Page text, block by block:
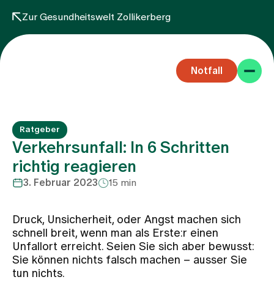
Zur Gesundheitswelt Zollikerberg
Notfall
Fachbereiche
Aufenthalt
Team
Ratgeber
Verkehrsunfall: In 6 Schritten
richtig reagieren
3. Februar 2023 15 min
Druck, Unsicherheit, oder Angst machen sich
schnell breit, wenn man als Erste:r einen
Unfallort erreicht. Seien Sie sich aber bewusst:
Sie können nichts falsch machen – ausser Sie
tun nichts.